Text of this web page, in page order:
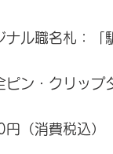
ル職名札：「
ン・クリップ
（消費税込）